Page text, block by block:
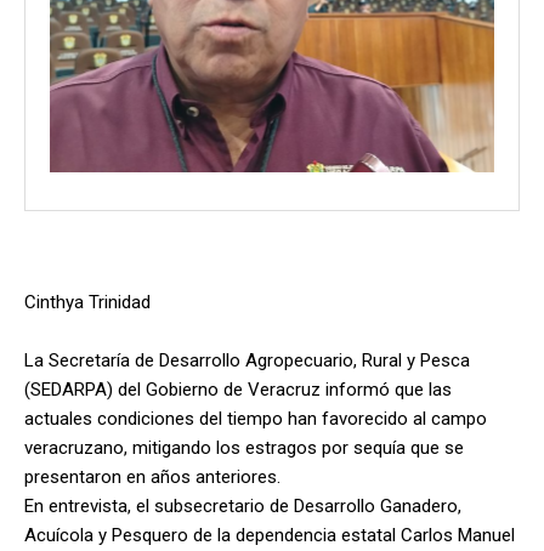
Cinthya Trinidad
La Secretaría de Desarrollo Agropecuario, Rural y Pesca
(SEDARPA) del Gobierno de Veracruz informó que las
actuales condiciones del tiempo han favorecido al campo
veracruzano, mitigando los estragos por sequía que se
presentaron en años anteriores.
En entrevista, el subsecretario de Desarrollo Ganadero,
Acuícola y Pesquero de la dependencia estatal Carlos Manuel